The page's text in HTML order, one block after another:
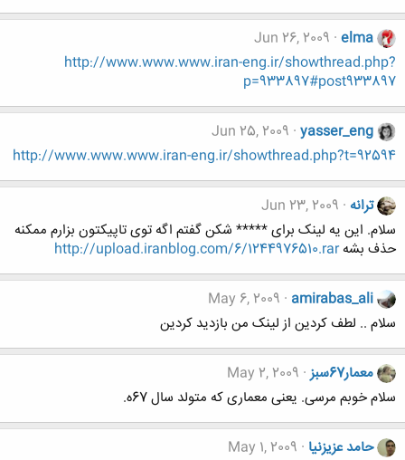
elma
Jun 26, 2009
http://www.www.www.iran-eng.ir/showthread.php?
p=933897#post933897
yasser_eng
Jun 25, 2009
http://www.www.www.iran-eng.ir/showthread.php?t=92594
ترانه Jun 23, 2009
سلام. این یه لینک برای ***** شکن گفتم اگه توی تاپیکتون بزارم ممکنه
حذف بشهhttp://upload.iranblog.com/6/1244976510.rar
amirabas_ali
May 6, 2009
سلام .. لطف کردین از لینک من بازدید کردین
معمار67سبز
May 2, 2009
سلام خوبم مرسی. یعنی معماری که متولد سال 67ه.
حامد عزیزنیا May 1, 2009